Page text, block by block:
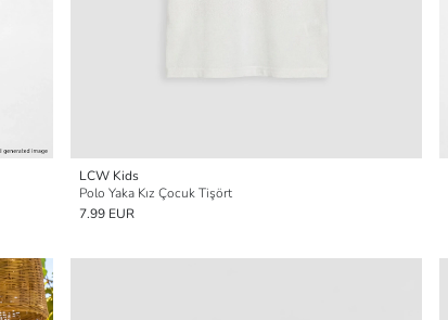
LCW Kids
Polo Yaka Kız Çocuk Tişört
7.99 EUR